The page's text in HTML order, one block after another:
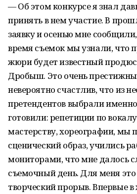
— Об этом конкурсе я знал
принять в нем участие. В
заявку и осенью мне
время съемок мы узнали, что
жюри будет известный
Дробыш. Это очень
невероятно счастлив, что из
претендентов выбрали
готовили: репетиции по
мастерству, хореографии, мы
сценический образ, учились
мониторами, что мне далось
съемочный день. Для меня
творческий прорыв. Впервые